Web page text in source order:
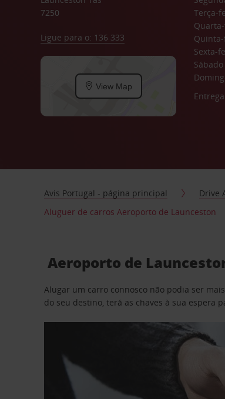
7250
Ligue para o: 136 333
View Map
Terça-
Sexta-
Sábado
Avis Portugal - página principal Drive
Aluguer de carros Aeroporto de Launceston
Aeroporto de
Alugar um carro connosco não podia ser
do seu destino, terá as chaves à sua espera